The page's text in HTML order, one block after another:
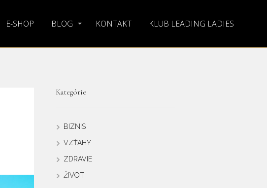
E-SHOP BLOG KONTAKT KLUB LEADING LADIES
Kategórie
BIZNIS
VZŤAHY
ZDRAVIE
ŽIVOT